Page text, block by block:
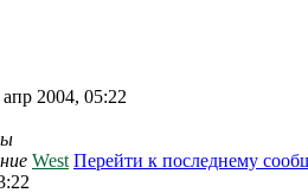
2004, 05:22
West Перейти к последнему